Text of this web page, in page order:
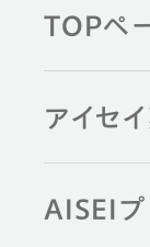
TOPペ
アイセ
AISEIプ